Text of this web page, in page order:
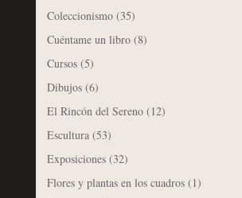
Coleccionismo(35)
Cuéntame un libro(8)
Cursos(5)
Dibujos(6)
El Rincón del Sereno(12)
Escultura(53)
Exposiciones(32)
Flores y plantas en los cuadros(1)